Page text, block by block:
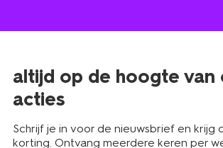
in
altijd op de hoogte van
acties
Schrijf je in voor de nieuwsbrief en krijg
korting. Ontvang meerdere keren per